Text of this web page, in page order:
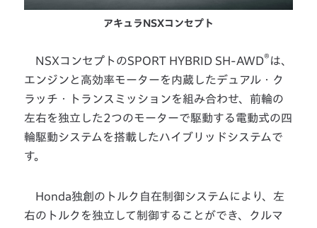
アキュラNSXコンセプト
NSXコンセプトのSPORT HYBRID SH-AWD® は、
エンジンと高効率モーターを内蔵したデュアル・ク
ラッチ・トランスミッションを組み合わせ、前輪の
左右を独立した2つのモーターで駆動する電動式の四
輪駆動システムを搭載したハイブリッドシステムで
す。
Honda独創のトルク自在制御システムにより、左
右のトルクを独立して制御することができ、クルマ